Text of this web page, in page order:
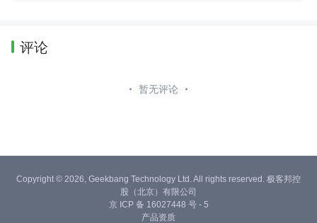
评论
暂无评论
Copyright © 2026, Geekbang Technology Ltd. All rights reserved. 极客邦控
股（北京）有限公司
京 ICP 备 16027448 号 - 5
产品资质